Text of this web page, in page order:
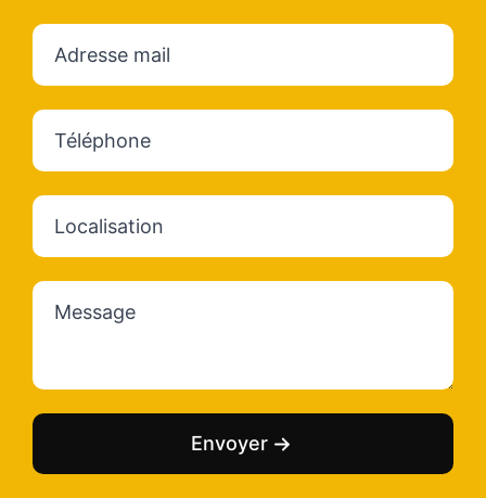
Email
Tél
Localisation
Message
Envoyer